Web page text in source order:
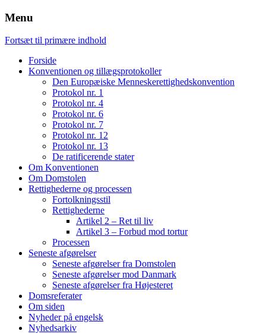
Menu
Fortsæt til primære indhold
Forside
Konventionen og tillægsprotokoller
Den Europæiske Menneskerettighedskonvention
Protokol nr. 1
Protokol nr. 4
Protokol nr. 6
Protokol nr. 7
Protokol nr. 12
Protokol nr. 13
De ratificerende stater
Om Konventionen
Om Domstolen
Rettighederne og processen
Fortolkningsstil
Rettighederne
Artikel 2 – Ret til liv
Artikel 3 – Forbud mod tortur
Processen
Seneste afgørelser
Seneste afgørelser fra Domstolen
Seneste afgørelser mod Danmark
Seneste afgørelser fra Højesteret
Domsreferater
Om siden
Nyheder på engelsk
Nyhedsarkiv